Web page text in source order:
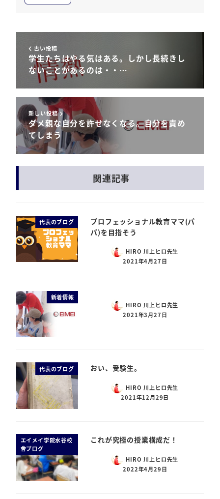
古い投稿
学生たちはやる気はある。しかし長続きし
ないことがあるのは・・…
新しい投稿
ダメ親な自分を許せなくなる。自分を責め
てしまう
関連記事
代表のブログ
プロフェッショナル教育ママ(パ
パ)を目指そう
HIRO 川上ヒロ先生
2021年4月27日
新着情報
HIRO 川上ヒロ先生
2021年3月27日
代表のブログ おい、受験生。
HIRO 川上ヒロ先生
2021年12月29日
エイメイ学院水谷校
舎ブログ
これが究極の授業構成だ！
HIRO 川上ヒロ先生
2022年4月29日